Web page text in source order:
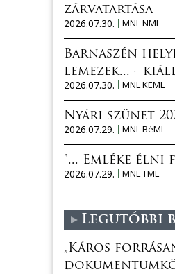
zárvatartása
2026.07.30.
MNL NML
Barnaszén
lemezek... -
2026.07.30.
MNL KEML
Nyári szünet
2026.07.29.
MNL BéML
"... Emléke
2026.07.29.
MNL TML
Legutóbbi
„Káros